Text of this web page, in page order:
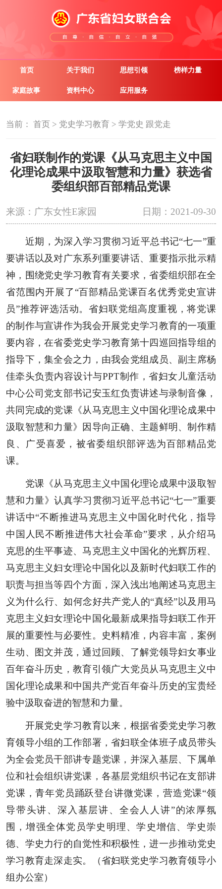
首页 关于我们 思想引领 榜样力量
家庭故事 资料中心 应用服务
当前： 首页> 党史学习教育> 学党史 跟党走
省妇联制作的党课《从马克思主义中国
化理论成果中汲取智慧和力量》获选省
委组织部百部精品党课
日期：2021-09-30
来源：广东女性E家园
近期，为深入学习贯彻习近平总书记“七一”重
要讲话以及对广东系列重要讲话、重要指示批示精
神，围绕党史学习教育有关要求，省委组织部在全
省范围内开展了“百部精品党课百名优秀党史宣讲
员”推荐评选活动。省妇联党组高度重视，将党课
的制作与宣讲作为我会开展党史学习教育的一项重
要内容，在省委党史学习教育第十四巡回指导组的
指导下，集全会之力，由我会党组成员、副主席杨
佳牵头负责内容设计与PPT制作，省妇女儿童活动
中心公司党支部书记安玉红负责讲述与录制音像，
共同完成的党课《从马克思主义中国化理论成果中
汲取智慧和力量》因导向正确、主题鲜明、制作精
良、广受喜爱，被省委组织部评选为百部精品党
课。
党课《从马克思主义中国化理论成果中汲取智
慧和力量》认真学习贯彻习近平总书记“七一”重要
讲话中“不断推进马克思主义中国化时代化，指导
中国人民不断推进伟大社会革命”要求，从介绍马
克思的生平事迹、马克思主义中国化的光辉历程、
马克思主义妇女理论中国化以及新时代妇联工作的
职责与担当等四个方面，深入浅出地阐述马克思主
义为什么行、如何念好共产党人的“真经”以及用马
克思主义妇女理论中国化最新成果指导妇联工作开
展的重要性与必要性。史料精准，内容丰富，案例
生动、图文并茂，通过回顾、了解党领导妇女事业
百年奋斗历史，教育引领广大党员从马克思主义中
国化理论成果和中国共产党百年奋斗历史的宝贵经
验中汲取奋进的智慧和力量。
开展党史学习教育以来，根据省委党史学习教
育领导小组的工作部署，省妇联全体班子成员带头
为全会党员干部讲专题党课，并深入基层、下属单
位和社会组织讲党课，各基层党组织书记在支部讲
党课，青年党员踊跃登台讲微党课，营造党课“领
导带头讲、深入基层讲、全会人人讲”的浓厚氛
围，增强全体党员学史明理、学史增信、学史崇
德、学史力行的自觉性和积极性，进一步推动党史
学习教育走深走实。
（省妇联党史学习教育领导小
组办公室）